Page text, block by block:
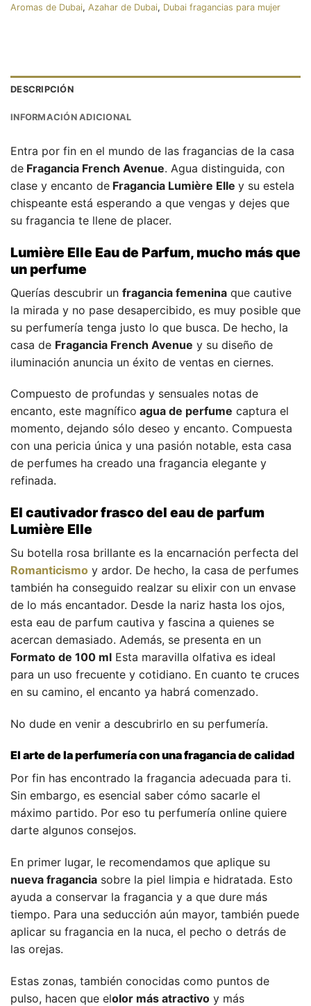
Aromas de Dubai, Azahar de Dubai, Dubai fragancias para mujer
DESCRIPCIÓN
INFORMACIÓN ADICIONAL
Entra por fin en el mundo de las fragancias de la casa
de Fragancia French Avenue. Agua distinguida, con
clase y encanto de Fragancia Lumière Elle y su estela
chispeante está esperando a que vengas y dejes que
su fragancia te llene de placer.
Lumière Elle Eau de Parfum, mucho más que
un perfume
Querías descubrir un fragancia femenina que cautive
la mirada y no pase desapercibido, es muy posible que
su perfumería tenga justo lo que busca. De hecho, la
casa de Fragancia French Avenue y su diseño de
iluminación anuncia un éxito de ventas en ciernes.
Compuesto de profundas y sensuales notas de
encanto, este magnífico agua de perfume captura el
momento, dejando sólo deseo y encanto. Compuesta
con una pericia única y una pasión notable, esta casa
de perfumes ha creado una fragancia elegante y
refinada.
El cautivador frasco del eau de parfum
Lumière Elle
Su botella rosa brillante es la encarnación perfecta del
Romanticismo y ardor. De hecho, la casa de perfumes
también ha conseguido realzar su elixir con un envase
de lo más encantador. Desde la nariz hasta los ojos,
esta eau de parfum cautiva y fascina a quienes se
acercan demasiado. Además, se presenta en un
Formato de 100 ml Esta maravilla olfativa es ideal
para un uso frecuente y cotidiano. En cuanto te cruces
en su camino, el encanto ya habrá comenzado.
No dude en venir a descubrirlo en su perfumería.
El arte de la perfumería con una fragancia de calidad
Por fin has encontrado la fragancia adecuada para ti.
Sin embargo, es esencial saber cómo sacarle el
máximo partido. Por eso tu perfumería online quiere
darte algunos consejos.
En primer lugar, le recomendamos que aplique su
nueva fragancia sobre la piel limpia e hidratada. Esto
ayuda a conservar la fragancia y a que dure más
tiempo. Para una seducción aún mayor, también puede
aplicar su fragancia en la nuca, el pecho o detrás de
las orejas.
Estas zonas, también conocidas como puntos de
pulso, hacen que elolor más atractivo y más